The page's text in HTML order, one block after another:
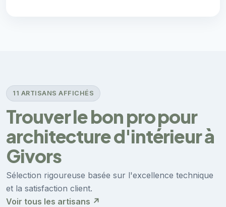
11 ARTISANS AFFICHÉS
Trouver le bon pro pour
architecture d'intérieur à
Givors
Sélection rigoureuse basée sur l'excellence technique
et la satisfaction client.
Voir tous les artisans ↗